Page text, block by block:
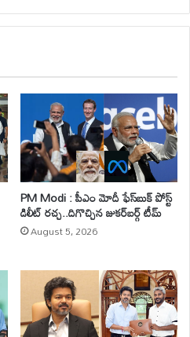
te
PM Modi : పీఎం మోదీ ఫేస్‌బుక్ పోస్ట్
డిలీట్ రచ్చ..దిగొచ్చిన జుకర్‌బర్గ్ టీమ్
August 5, 2026